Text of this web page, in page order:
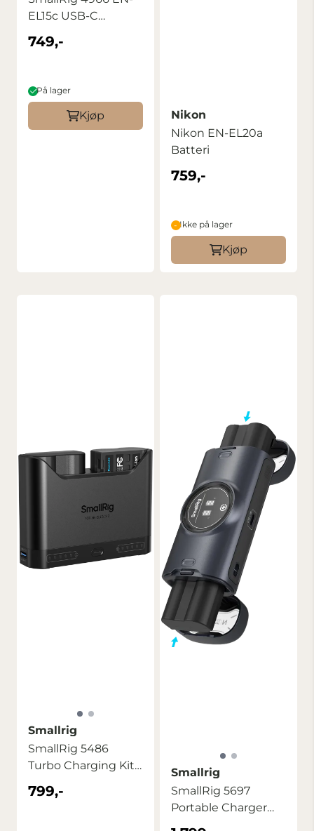
EL15c USB-C
Rechargeable
Camera ...
749,-
På lager
Kjøp
Nikon
Nikon EN-EL20a
Batteri
759,-
Ikke på lager
Kjøp
Smallrig
SmallRig 5486
Turbo Charging Kit
for EN-EL15c ...
799,-
Smallrig
SmallRig 5697
Portable Charger
Case Kit for ...